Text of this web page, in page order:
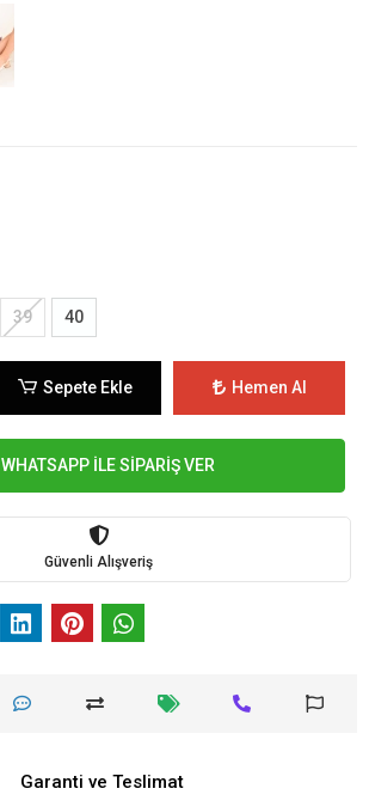
39 40
Sepete Ekle Hemen Al
WHATSAPP İLE SİPARİŞ VER
Güvenli Alışveriş
Garanti ve Teslimat